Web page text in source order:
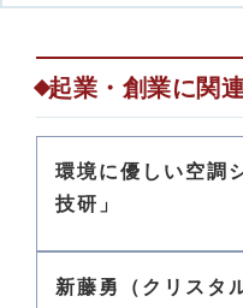
起業・創業に関
環境に優しい空調
技研」
新藤勇（クリスタ